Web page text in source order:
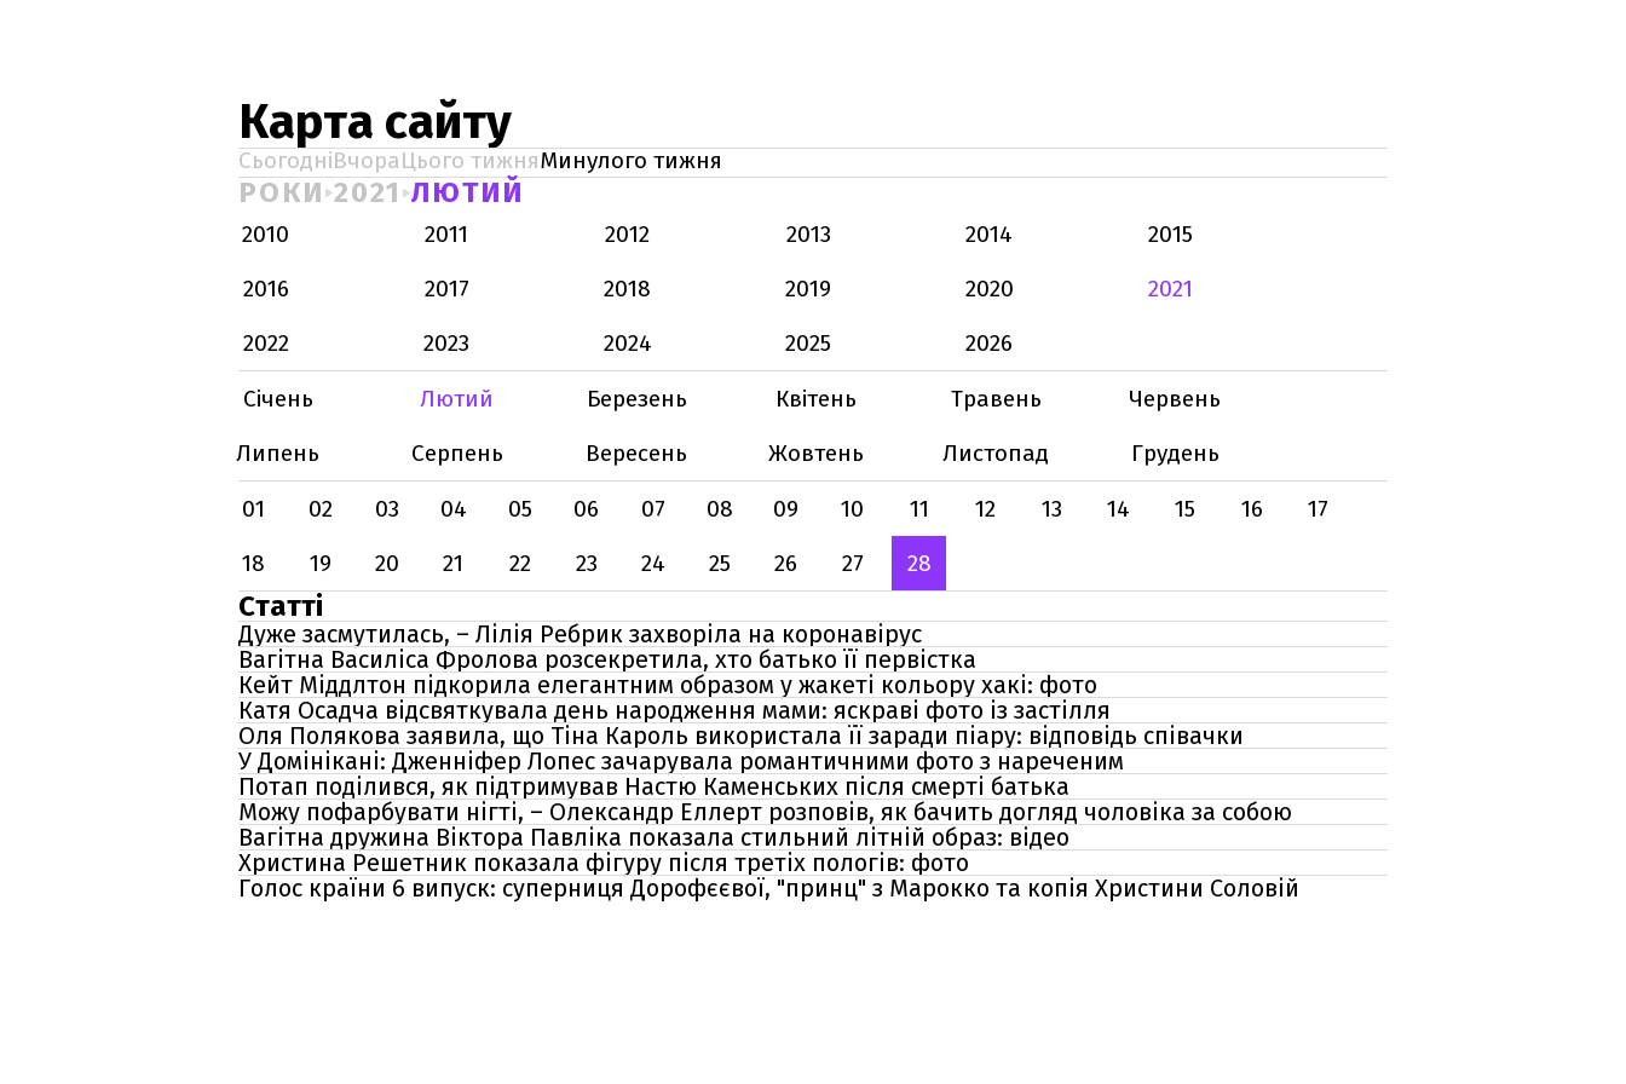
Карта сайту
СьогодніВчораЦього тижняМинулого тижня
РОКИ 2021 ЛЮТИЙ
2010 2011 2012 2013 2014
2015
2016
2017 2018 2019 2020
2021
2022
2023 2024 2025
2026
Січень
Лютий Березень Квітень Травень
Червень
Липень
Серпень Вересень Жовтень Листопад
Грудень
01
02 03 04 05 06 07 08 09 10 11 12 13 14 15 16
17
18
19 20 21 22 23 24 25 26 27 28
Статті
Дуже засмутилась, – Лілія Ребрик захворіла на коронавірус
Вагітна Василіса Фролова розсекретила, хто батько її первістка
Кейт Міддлтон підкорила елегантним образом у жакеті кольору хакі: фото
Катя Осадча відсвяткувала день народження мами: яскраві фото із застілля
Оля Полякова заявила, що Тіна Кароль використала її заради піару: відповідь співачки
У Домінікані: Дженніфер Лопес зачарувала романтичними фото з нареченим
Потап поділився, як підтримував Настю Каменських після смерті батька
Можу пофарбувати нігті, – Олександр Еллерт розповів, як бачить догляд чоловіка за собою
Вагітна дружина Віктора Павліка показала стильний літній образ: відео
Христина Решетник показала фігуру після третіх пологів: фото
Голос країни 6 випуск: суперниця Дорофєєвої, "принц" з Марокко та копія Христини Соловій